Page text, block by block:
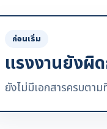
ก่อนเริ่ม
แรงงานยังผิ
ยังไม่มีเอกสารครบตา